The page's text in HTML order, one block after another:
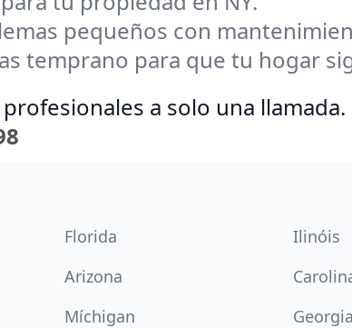
pequeños con
temprano para que tu hogar
a solo una llamada.
Florida
Ilinóis
Arizona
Míchigan
Georgia